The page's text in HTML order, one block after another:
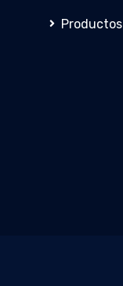
Productos